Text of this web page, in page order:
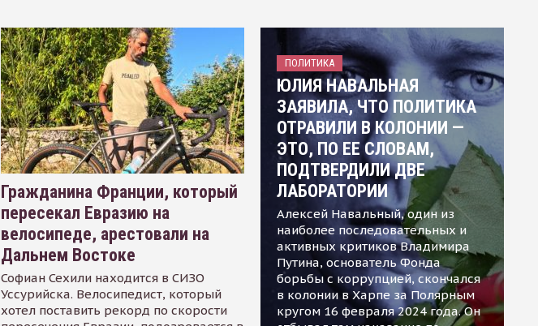
Гражданина Франции, который
пересекал Евразию на
велосипеде, арестовали на
Дальнем Востоке
Софиан Сехили находится в СИЗО
Уссурийска. Велосипедист, который
хотел поставить рекорд по скорости
ПОЛИТИКА
ЮЛИЯ НАВАЛЬНАЯ
ЗАЯВИЛА, ЧТО ПОЛИТИКА
ОТРАВИЛИ В КОЛОНИИ —
ЭТО, ПО ЕЕ СЛОВАМ,
ПОДТВЕРДИЛИ ДВЕ
ЛАБОРАТОРИИ
Алексей Навальный, один из
наиболее последовательных и
активных критиков Владимира
Путина, основатель Фонда
борьбы с коррупцией, скончался
в колонии в Харпе за Полярным
кругом 16 февраля 2024 года. Он